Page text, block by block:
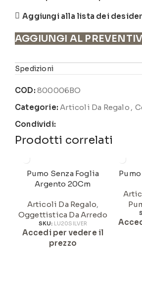
Aggiungi alla lista dei
AGGIUNGI AL
Spedizioni
COD: 800006BO
Categorie: Articoli Da Regalo ,
Condividi:
Prodotti correlati
Pumo Senza Foglia
Argento 20Cm
Articoli Da Regalo,
Oggettistica Da Arredo
SKU: LU20SILVER
Accedi per vedere il
prezzo